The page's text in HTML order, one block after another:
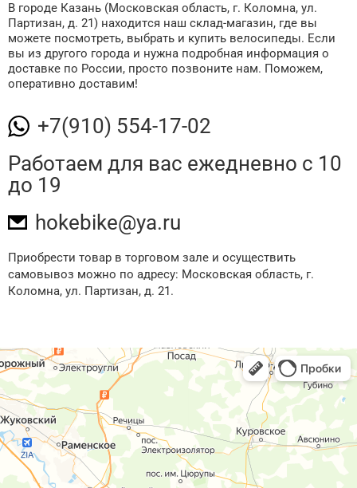
В городе Казань (Московская область, г. Коломна, ул.
Партизан, д. 21) находится наш склад-магазин, где вы
можете посмотреть, выбрать и купить велосипеды. Если
вы из другого города и нужна подробная информация о
доставке по России, просто позвоните нам. Поможем,
оперативно доставим!
+7(910) 554-17-02
Работаем для вас ежедневно с 10
до 19
hokebike@ya.ru
Приобрести товар в торговом зале и осуществить
самовывоз можно по адресу: Московская область, г.
Коломна, ул. Партизан, д. 21.